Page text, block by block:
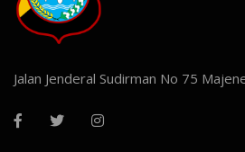
Jalan Jenderal Sudirman No 75